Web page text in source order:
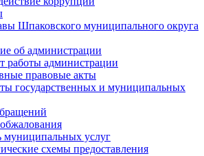
Шпаковского муниципального округа
об администрации
работы администрации
правовые акты
государственных и муниципальных
муниципальных услуг
схемы предоставления